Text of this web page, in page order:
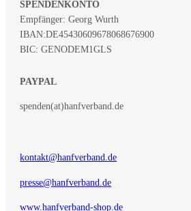
SPENDENKONTO
Empfänger: Georg Wurth
IBAN:DE45430609678068676900
BIC: GENODEM1GLS
PAYPAL
spenden(at)hanfverband.de
kontakt@hanfverband.de
presse@hanfverband.de
www.hanfverband-shop.de